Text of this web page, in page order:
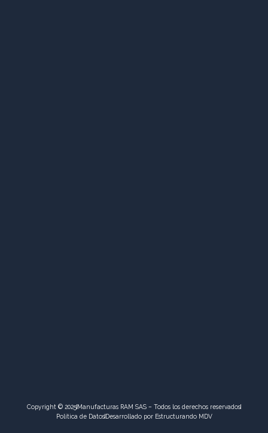
Copyright © 2025Manufacturas RAM SAS – Todos los derechos reservados
Política de DatosDesarrollado por Estructurando MDV